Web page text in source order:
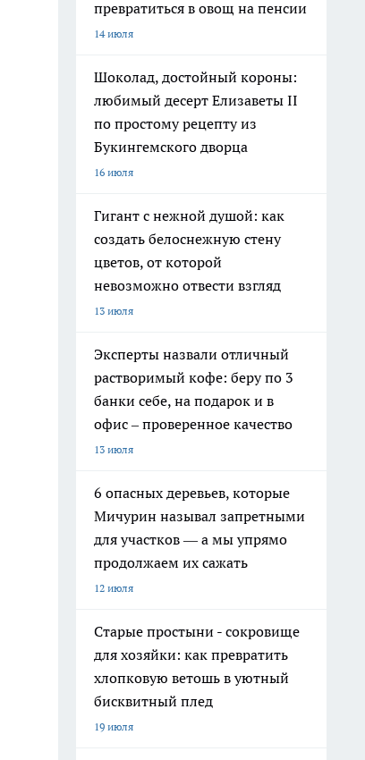
превратиться в овощ на пенсии
14 июля
Шоколад, достойный короны:
любимый десерт Елизаветы II
по простому рецепту из
Букингемского дворца
16 июля
Гигант с нежной душой: как
создать белоснежную стену
цветов, от которой
невозможно отвести взгляд
13 июля
Эксперты назвали отличный
растворимый кофе: беру по 3
банки себе, на подарок и в
офис – проверенное качество
13 июля
6 опасных деревьев, которые
Мичурин называл запретными
для участков — а мы упрямо
продолжаем их сажать
12 июля
Старые простыни - сокровище
для хозяйки: как превратить
хлопковую ветошь в уютный
бисквитный плед
19 июля